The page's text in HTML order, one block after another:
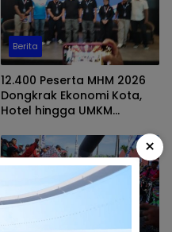
Berita
12.400 Peserta MHM 2026
Dongkrak Ekonomi Kota,
Hotel hingga UMKM
×